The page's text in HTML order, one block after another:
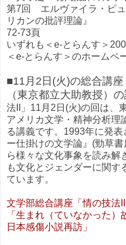
第7回 エルヴァイラ・ピュ
リカンの批評理論』
72-73頁
いずれも＜e-とらんす＞
＜e-とらんす＞のホームペ
■11月2日(火)の総合講
（東京都立大助教授）
法II」11月2日(火)の回は、
アメリカ文学・精神分析理
る講義です。1993年に発
ー仕掛けの文学論』(勁草
ら様々な文化事象を読み解
も文化とジェンダーに関す
ています。
文学部総合講座「情の技法II
「生まれ（ていなかった
日本感傷小説再訪」